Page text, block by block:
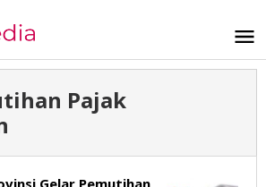
Pajak
Gelar Pemutihan